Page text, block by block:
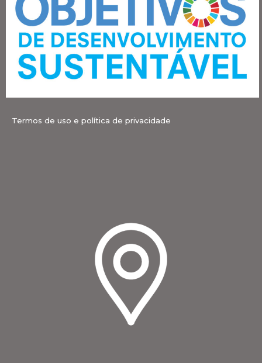
Termos de uso e política de privacidade